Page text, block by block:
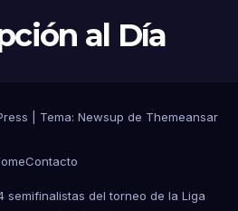
al Día
Tema: Newsup de Themeansar
Contacto
semifinalistas del torneo de la Liga